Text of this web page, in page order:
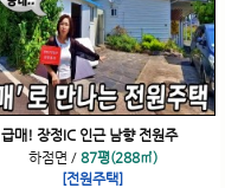
급매! 장정IC 인근 남향 전원주
하점면 / 87평(288㎡)
[전원주택]